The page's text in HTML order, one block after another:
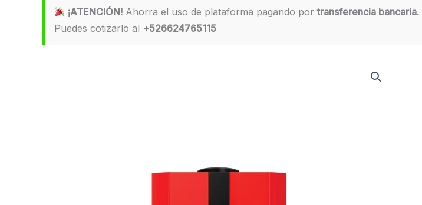
¡ATENCIÓN! Ahorra el uso de plataforma pagando portransferencia bancaria.
Puedes cotizarlo al +526624765115